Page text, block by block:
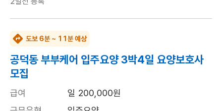
도보 6분 ~ 11분 예상
공덕동 부부케어 입주요양 3박4일 요양보호사
모집
급여
일 200,000원